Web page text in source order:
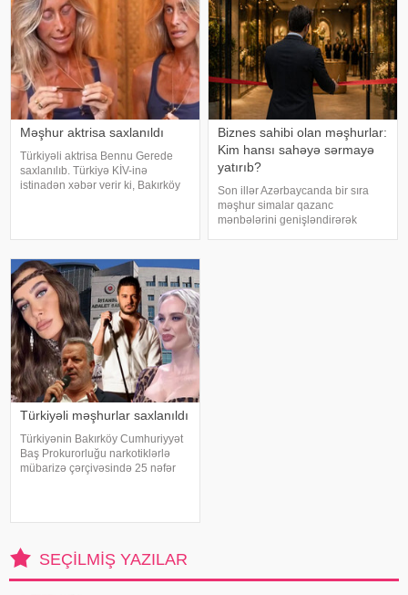
Məşhur aktrisa saxlanıldı
Türkiyəli aktrisa Bennu Gerede
saxlanılıb. Türkiyə KİV-inə
istinadən xəbər verir ki, Bakırköy
Biznes sahibi olan məşhurlar:
Kim hansı sahəyə sərmayə
yatırıb?
Son illər Azərbaycanda bir sıra
məşhur simalar qazanc
mənbələrini genişləndirərək
Türkiyəli məşhurlar saxlanıldı
Türkiyənin Bakırköy Cumhuriyyət
Baş Prokurorluğu narkotiklərlə
mübarizə çərçivəsində 25 nəfər
SEÇILMIŞ YAZILAR